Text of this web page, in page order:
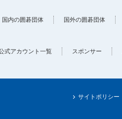
国内の囲碁団体 国外の囲碁団体
式アカウント一覧 スポンサー
サイトポリシー